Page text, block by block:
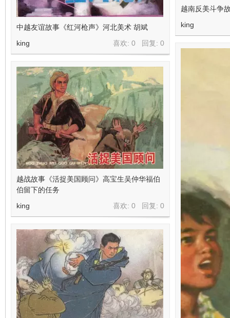
越南反美斗争
king
中越友谊故事《红河枪声》河北美术 胡斌
喜欢: 0 回复: 0
king
越战故事《活捉美国顾问》高宝生吴仲华福伯
伯留下的任务
喜欢: 0 回复: 0
king